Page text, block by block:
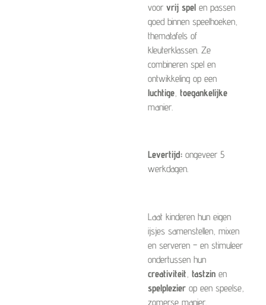
voor vrij spel en passen
goed binnen speelhoeken,
thematafels of
kleuterklassen. Ze
combineren spel en
ontwikkeling op een
luchtige toegankelijke
manier.
Levertijd: ongeveer 5
werkdagen.
Laat kinderen hun eigen
ijsjes samenstellen, mixen
en serveren – en stimuleer
ondertussen hun
creativiteit tastzin en
spelplezier op een speelse,
zomerse manier.